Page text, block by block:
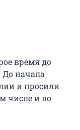
время до
До начала
и просили
числе и во